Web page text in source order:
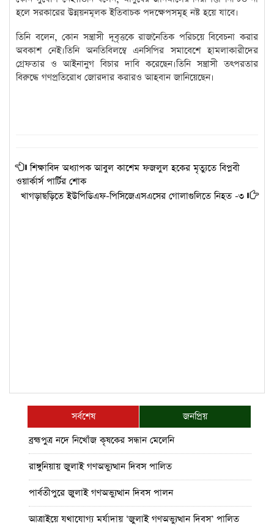
হলে সরকারের উন্নয়নমূলক ইতিবাচক পদক্ষেপসমূহ নষ্ট হয়ে যাবে।
তিনি বলেন, কোন সন্ত্রাসী দূ্বৃত্তকে রাজনৈতিক পরিচয়ে বিবেচনা করার
অবকাশ নেই।তিনি অনতিবিলম্বে এনসিপির সমাবেশে হামলাকারীদের
গ্রেফতার ও আইনানুগ বিচার দাবি করেছেন।তিনি সন্ত্রাসী তৎপরতার
বিরুদ্ধে গণপ্রতিরোধ জোরদার করারও আহবান জানিয়েছেন।
শিক্ষাবিদ অধ্যাপক আবুল কাশেম ফজলুল হকের মৃত্যুতে বিপ্লবী
ওয়ার্কার্স পার্টির শোক
খাগড়াছড়িতে ইউপিডিএফ-পিসিজেএসএসের গোলাগুলিতে নিহত -৩
সর্বশেষ
জনপ্রিয়
ব্রহ্মপুত্র নদে নিখোঁজ কৃষকের সন্ধান মেলেনি
রাঙ্গুনিয়ায় জুলাই গণঅভ্যুত্থান দিবস পালিত
পার্বতীপুরে জুলাই গণঅভ্যুত্থান দিবস পালন
আত্রাইয়ে যথাযোগ্য মর্যাদায় ‘জুলাই গণঅভ্যুত্থান দিবস’ পালিত